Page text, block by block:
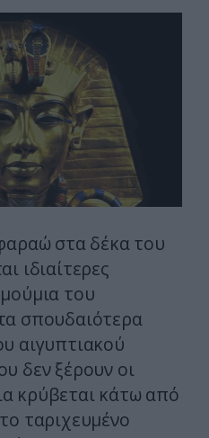
στα δέκα του
ιδιαίτερες
του
σπουδαιότερα
αιγυπτιακού
δεν ξέρουν οι
κρύβεται κάτω από
ταριχευμένο